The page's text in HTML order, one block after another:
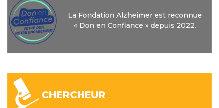
La Fondation Alzheimer est reconnue
« Don en Confiance » depuis 2022.
CHERCHEUR